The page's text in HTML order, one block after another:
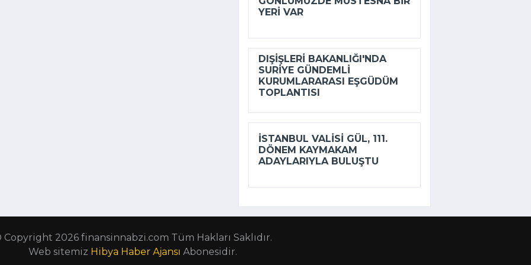
YERI VAR
DIŞIŞLERI BAKANLIĞI'NDA
SURIYE GÜNDEMLI
KURUMLARARASI EŞGÜDÜM
TOPLANTISI
İSTANBUL VALISI GÜL, 111.
DÖNEM KAYMAKAM
ADAYLARIYLA BULUŞTU
Copyright 2026 finansinnabzi.com Tüm Hakları Saklıdır.
Web sitemiz Hibya Haber Ajansı Abonesidir.